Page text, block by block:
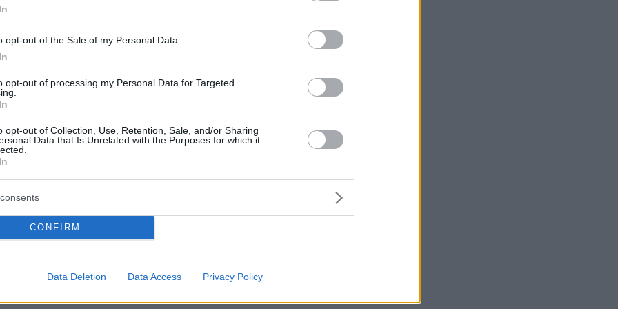
opt-out of the Sale of my Personal Data.
opt-out of processing my Personal Data for Targeted
opt-out of Collection, Use, Retention, Sale, and/or Sharing
Data that Is Unrelated with the Purposes for which it
CONFIRM
Data Deletion Data Access Privacy Policy
ΕΕ και ΗΠΑ για τους
Ασάφεια, εξαιρέσεις και νέα
15% στους δασμούς θα μειώσει την
των ευρωπαϊκών επιχειρήσεων στην
αγορά, με πιθανές συνέπειες τη μείωση των
ΕΕ-ΗΠΑ: Τι θα γίνει αν
τρόφιμα
12